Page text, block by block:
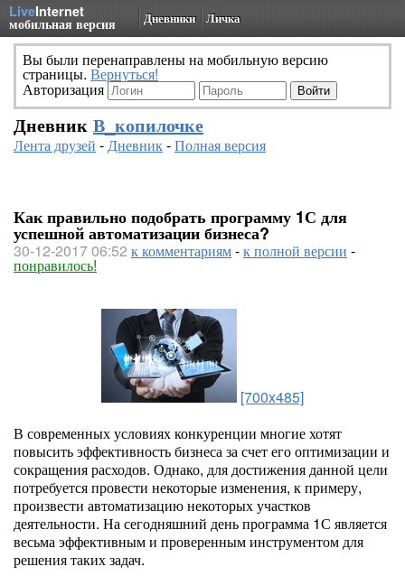
LiveInternet
мобильная версия Дневники Личка
Вы были перенаправлены на мобильную версию
страницы. Вернуться!
Авторизация
Дневник В_копилочке
Лента друзей -Дневник-Полная версия
Как правильно подобрать программу 1С для
успешной автоматизации бизнеса?
30-12-2017 06:52 к комментариям-к полной версии -
понравилось!
[700x485]
В современных условиях конкуренции многие хотят
повысить эффективность бизнеса за счет его оптимизации и
сокращения расходов. Однако, для достижения данной цели
потребуется провести некоторые изменения, к примеру,
произвести автоматизацию некоторых участков
деятельности. На сегодняшний день программа 1С является
весьма эффективным и проверенным инструментом для
решения таких задач.